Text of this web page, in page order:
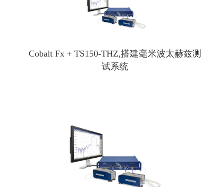
Cobalt Fx + TS150-THZ,搭建毫米波太赫兹测
试系统